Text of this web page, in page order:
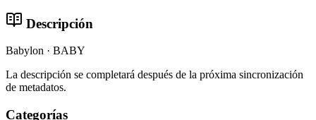
Descripción
Babylon · BABY
La descripción se completará después de la próxima sincronización
de metadatos.
Categorías